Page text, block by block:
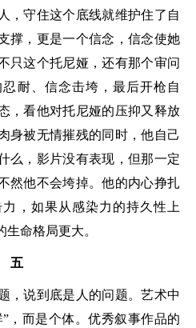
，守住这个底线就维护住了自
撑，更是一个信念，信念使她
只这个托尼娅，还有那个审问
耐、信念击垮，最后开枪自
，看他对托尼娅的压抑又释放
身被无情摧残的同时，他自己
么，影片没有表现，但那一定
然他不会垮掉。他的内心挣扎
，如果从感染力的持久性上
命格局更大。
五
说到底是人的问题。艺术中
，而是个体。优秀叙事作品的